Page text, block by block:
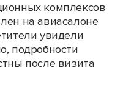
комплексов
на авиасалоне
увидели
подробности
после визита